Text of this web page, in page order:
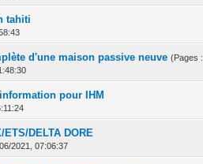
tahiti
en moyenne
1234
d'une maison passive neuve (Pages
5 en moyenne
123 45
pour IHM
5 en moyenne
12345
DELTA DORE
2021, 07:06:37
5 en moyenne
1 2345